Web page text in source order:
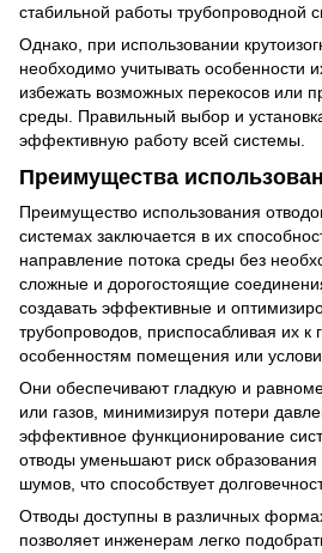
стабильной работы трубопроводной
Однако, при использовании
необходимо учитывать особенности
избежать возможных перекосов или
среды. Правильный выбор и
эффективную работу всей системы.
Преимущества
Преимущество использования
системах заключается в их
направление потока среды без
сложные и дорогостоящие
создавать эффективные и
трубопроводов, приспосабливая их к
особенностям помещения или
Они обеспечивают гладкую и
или газов, минимизируя потери
эффективное функционирование
отводы уменьшают риск
шумов, что способствует
Отводы доступны в различных
позволяет инженерам легко